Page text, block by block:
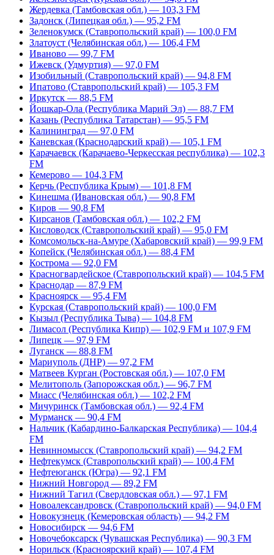
Жердевка (Тамбовская обл.) — 103,3 FM
Задонск (Липецкая обл.) — 95,2 FM
Зеленокумск (Ставропольский край) — 100,0 FM
Златоуст (Челябинская обл.) — 106,4 FM
Иваново — 99,7 FM
Ижевск (Удмуртия) — 97,0 FM
Изобильный (Ставропольский край) — 94,8 FM
Ипатово (Ставропольский край) — 105,3 FM
Иркутск — 88,5 FM
Йошкар-Ола (Республика Марий Эл) — 88,7 FM
Казань (Республика Татарстан) — 95,5 FM
Калининград — 97,0 FM
Каневская (Краснодарский край) — 105,1 FM
Карачаевск (Карачаево-Черкесская республика) — 102,3
FM
Кемерово — 104,3 FM
Керчь (Республика Крым) — 101,8 FM
Кинешма (Ивановская обл.) — 90,8 FM
Киров — 90,8 FM
Кирсанов (Тамбовская обл.) — 102,2 FM
Кисловодск (Ставропольский край) — 95,0 FM
Комсомольск-на-Амуре (Хабаровский край) — 99,9 FM
Копейск (Челябинская обл.) — 88,4 FM
Кострома — 92,0 FM
Красногвардейское (Ставропольский край) — 104,5 FM
Краснодар — 87,9 FM
Красноярск — 95,4 FM
Курская (Ставропольский край) — 100,0 FM
Кызыл (Республика Тыва) — 104,8 FM
Лимасол (Республика Кипр) — 102,9 FM и 107,9 FM
Липецк — 97,9 FM
Луганск — 88,8 FM
Мариуполь (ДНР) — 97,2 FM
Матвеев Курган (Ростовская обл.) — 107,0 FM
Мелитополь (Запорожская обл.) — 96,7 FM
Миасс (Челябинская обл.) — 102,2 FM
Мичуринск (Тамбовская обл.) — 92,4 FM
Мурманск — 90,4 FM
Нальчик (Кабардино-Балкарская Республика) — 104,4
FM
Невинномысск (Ставропольский край) — 94,2 FM
Нефтекумск (Ставропольский край) — 100,4 FM
Нефтеюганск (Югра) — 92,1 FM
Нижний Новгород — 89,2 FM
Нижний Тагил (Свердловская обл.) — 97,1 FM
Новоалександровск (Ставропольский край) — 94,0 FM
Новокузнецк (Кемеровская область) — 94,2 FM
Новосибирск — 94,6 FM
Новочебоксарск (Чувашская Республика) — 90,3 FM
Норильск (Красноярский край) — 107,4 FM